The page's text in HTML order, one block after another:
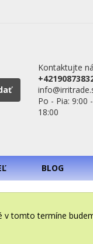
Kontaktujte
Po - Pia: 9:00 -
18:00
BLOG
v tomto termíne